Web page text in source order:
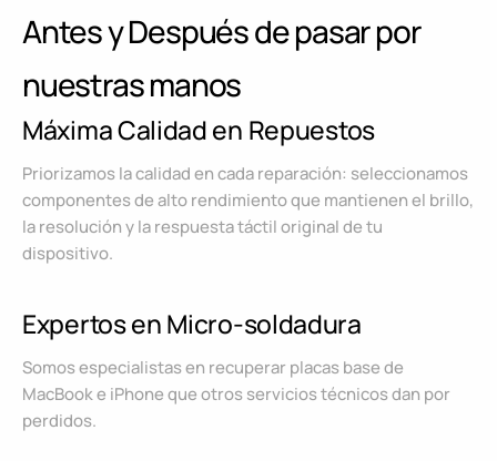
Antes y Después de pasar por
nuestras manos
Máxima Calidad en Repuestos
Priorizamos la calidad en cada reparación: seleccionamos
componentes de alto rendimiento que mantienen el brillo,
la resolución y la respuesta táctil original de tu
dispositivo.
Expertos en Micro-soldadura
Somos especialistas en recuperar placas base de
MacBook e iPhone que otros servicios técnicos dan por
perdidos.